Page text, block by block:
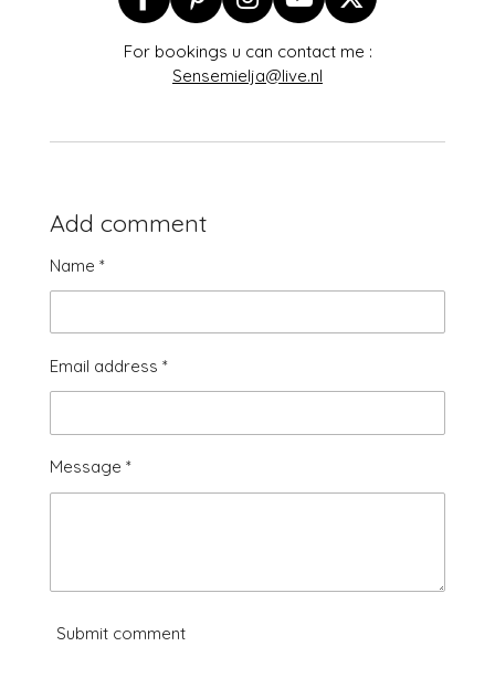
F
c
P
n
t
I
s
t
Y
u
T
X
For bookings u can contact me :
Sensemielja@live.nl
Add comment
Name *
Email address *
Message *
Submit comment